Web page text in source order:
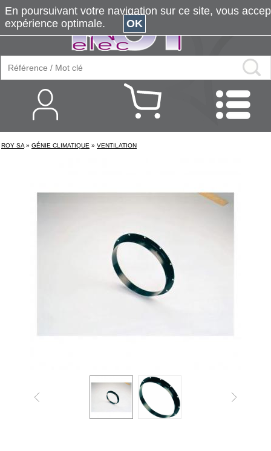
ROY SA » GÉNIE CLIMATIQUE » VENTILATION
En poursuivant votre navigation sur ce site, vous
expérience optimale.
OK